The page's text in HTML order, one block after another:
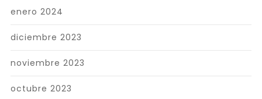
enero 2024
diciembre 2023
noviembre 2023
octubre 2023